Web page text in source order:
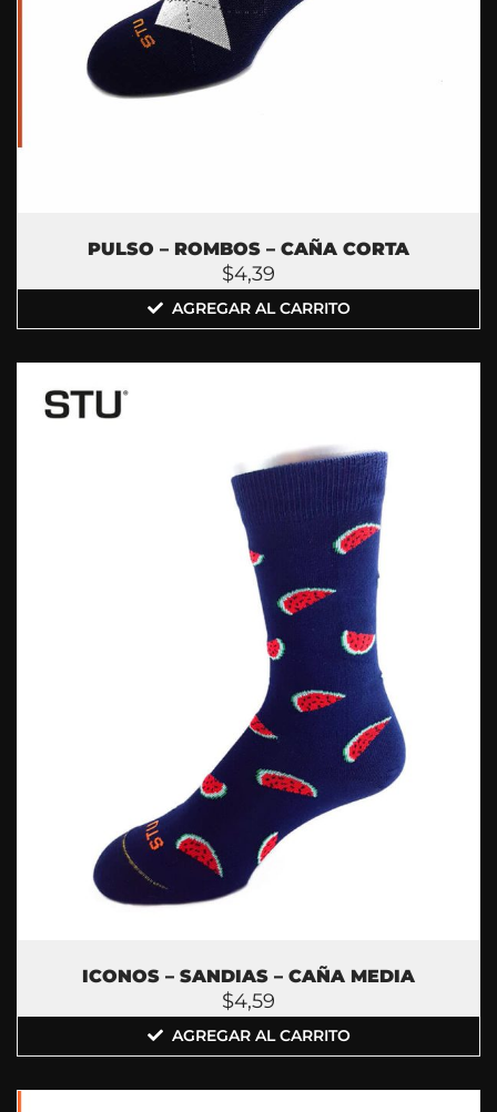
PULSO – ROMBOS – CAÑA CORTA
$4,39
AGREGAR AL CARRITO
ICONOS – SANDIAS – CAÑA MEDIA
$4,59
AGREGAR AL CARRITO